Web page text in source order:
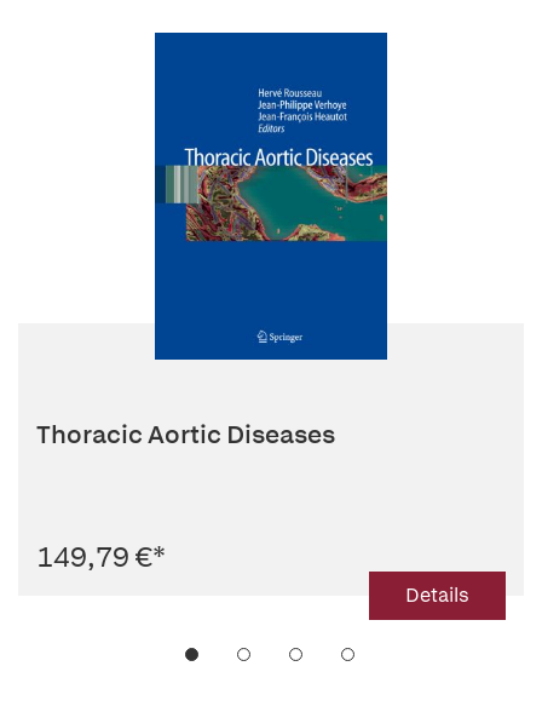
Thoracic Aortic Diseases
149,79 €*
Details